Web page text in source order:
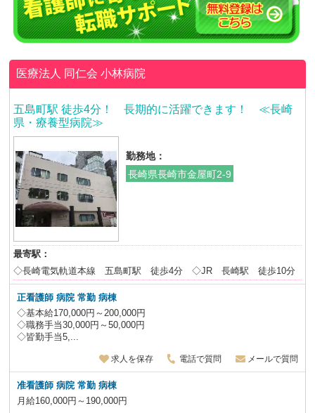
医療法人 同仁会小林病院
五島町駅 徒歩4分！ 長期的に活躍できます！ ≪長崎
県・療養型病院≫
勤務地：
長崎県長崎市金屋町2-9
最寄駅：
◇長崎電気軌道本線 五島町駅 徒歩4分 ◇JR 長崎駅 徒歩10分
正看護師 病院 常勤 病棟
◇基本給170,000円～200,000円
◇職務手当30,000円～50,000円
◇皆勤手当5,...
求人を保存 電話で質問 メールで質問
准看護師 病院 常勤 病棟
月給160,000円～190,000円